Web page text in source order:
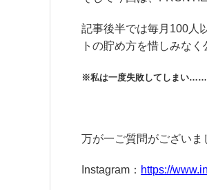
記事後半では毎月100人
トの貯め方を惜しみな
※私は一度失敗してしまい……
万が一ご質問がございま
Instagram： https://